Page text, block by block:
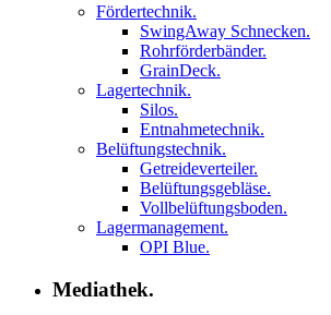
Fördertechnik.
SwingAway Schnecken.
Rohrförderbänder.
GrainDeck.
Lagertechnik.
Silos.
Entnahmetechnik.
Belüftungstechnik.
Getreideverteiler.
Belüftungsgebläse.
Vollbelüftungsboden.
Lagermanagement.
OPI Blue.
Mediathek.